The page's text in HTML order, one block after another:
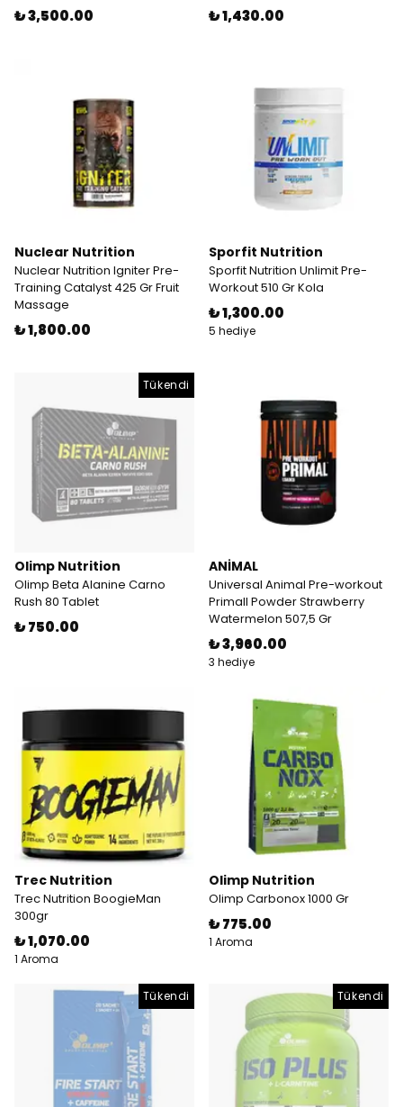
₺ 3,500.00 ₺ 1,430.00
Nuclear Nutrition
Nuclear Nutrition Igniter Pre-
Training Catalyst 425 Gr Fruit
Massage
₺ 1,800.00
Sporfit Nutrition
Sporfit Nutrition Unlimit Pre-
Workout 510 Gr Kola
₺ 1,300.00
5 hediye
Tükendi
Olimp Nutrition
Olimp Beta Alanine Carno
Rush 80 Tablet
₺ 750.00
ANİMAL
Universal Animal Pre-workout
Primall Powder Strawberry
Watermelon 507,5 Gr
₺ 3,960.00
3 hediye
Trec Nutrition
Trec Nutrition BoogieMan
300gr
₺ 1,070.00
1 Aroma
Olimp Nutrition
Olimp Carbonox 1000 Gr
₺ 775.00
1 Aroma
Tükendi Tükendi